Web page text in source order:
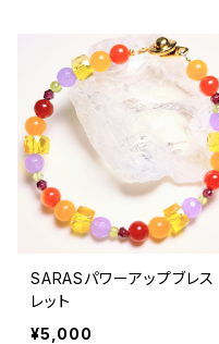
SARASパワーアップブレス
レット
¥5,000